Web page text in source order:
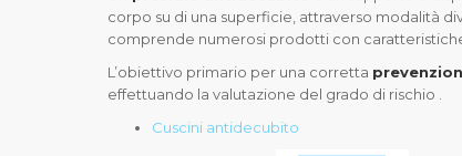
corpo su di una superficie, attraverso modalità
comprende numerosi prodotti con
L’obiettivo primario per una corretta
effettuando la valutazione del grado di rischio .
Cuscini antidecubito